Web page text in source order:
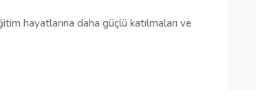
hayatlarına daha güçlü katılmaları ve